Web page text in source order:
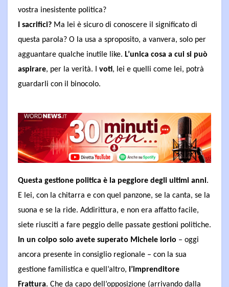
vostra inesistente politica?
I sacrifici? Ma lei è sicuro di conoscere il significato di
questa parola? O la usa a sproposito, a vanvera, solo per
agguantare qualche inutile like. L’unica cosa a cui si può
aspirare, per la verità. I voti, lei e quelli come lei, potrà
guardarli con il binocolo.
Questa gestione politica è la peggiore degli ultimi anni.
E lei, con la chitarra e con quel panzone, se la canta, se la
suona e se la ride. Addirittura, e non era affatto facile,
siete riusciti a fare peggio delle passate gestioni politiche.
In un colpo solo avete superato Michele Iorio – oggi
ancora presente in consiglio regionale – con la sua
gestione familistica e quell’altro,
l’imprenditore
Frattura. Che da capo dell’opposizione (arrivando dalla